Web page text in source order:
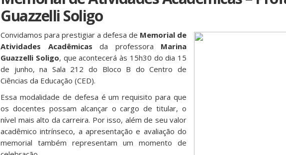
Guazzelli Soligo
Convidamos para prestigiar a defesa de Memorial de
Atividades Acadêmicas da professora Marina
Guazzelli Soligo, que acontecerá às 15h30 do dia 15
de junho, na Sala 212 do Bloco B do Centro de
Ciências da Educação (CED).
Essa modalidade de defesa é um requisito para que
os docentes possam alcançar o cargo de titular, o
nível mais alto da carreira. Por isso, além de seu valor
acadêmico intrínseco, a apresentação e avaliação do
memorial também representam um momento de